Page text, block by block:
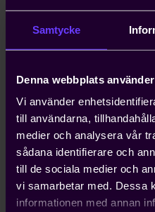
Samtycke
Denna webbplats
Vi använder
till användarna,
medier och analysera vår
sådana identifierare och
till de sociala medier och
vi samarbetar med. Dessa
informationen med annan
Douglas Thor,
Emelie Nyman
,
Moderator:
Jernkontoret
Tid och plats
Onsdag 24 juni kl. 13:00 -
Techarena, Arena Stage,